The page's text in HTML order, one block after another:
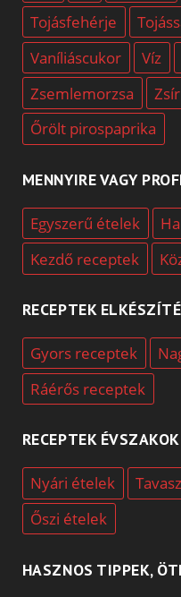
Tojásfehérje
Vaníliáscukor
Víz
Zsemlemorzsa
Zsír
Őrölt pirospaprika
MENNYIRE VAGY
Egyszerű ételek
Kezdő receptek
RECEPTEK
Gyors receptek
Ráérős receptek
RECEPTEK
Nyári ételek
Őszi ételek
HASZNOS TIPPEK,